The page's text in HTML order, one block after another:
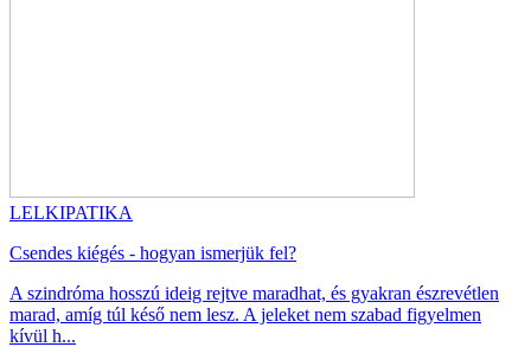
LELKIPATIKA
Csendes kiégés - hogyan ismerjük fel?
A szindróma hosszú ideig rejtve maradhat, és gyakran észrevétlen
marad, amíg túl késő nem lesz. A jeleket nem szabad figyelmen
kívül h...